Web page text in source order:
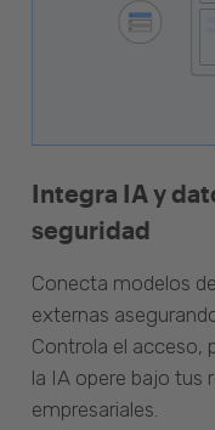
Integra IA y
seguridad
Conecta modelos
externas
Controla el acceso,
la IA opere bajo tus
empresariales.